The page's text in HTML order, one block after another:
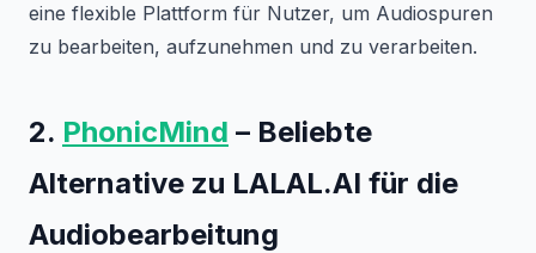
eine flexible Plattform für Nutzer, um Audiospuren
zu bearbeiten, aufzunehmen und zu verarbeiten.
2. PhonicMind – Beliebte
Alternative zu LALAL.AI für die
Audiobearbeitung